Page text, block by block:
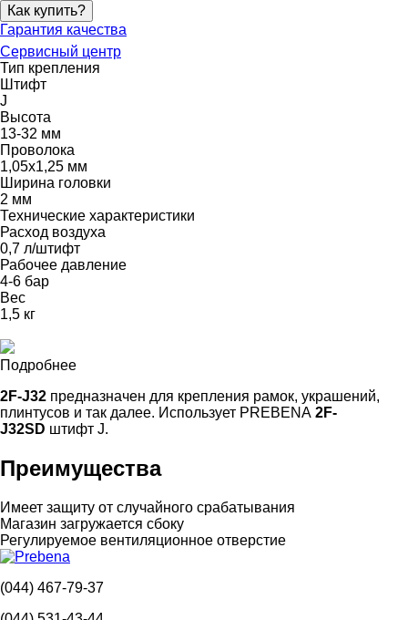
Как купить?
Гарантия качества
Сервисный центр
Тип крепления
Штифт
J
Высота
13-32 мм
Проволока
1,05х1,25 мм
Ширина головки
2 мм
Технические характеристики
Расход воздуха
0,7 л/штифт
Рабочее давление
4-6 бар
Вес
1,5 кг
Подробнее
2F-J32 предназначен для крепления рамок, украшений,
плинтусов и так далее. Использует PREBENA 2F-
J32SD штифт J.
Преимущества
Имеет защиту от случайного срабатывания
Магазин загружается сбоку
Регулируемое вентиляционное отверстие
(044) 467-79-37